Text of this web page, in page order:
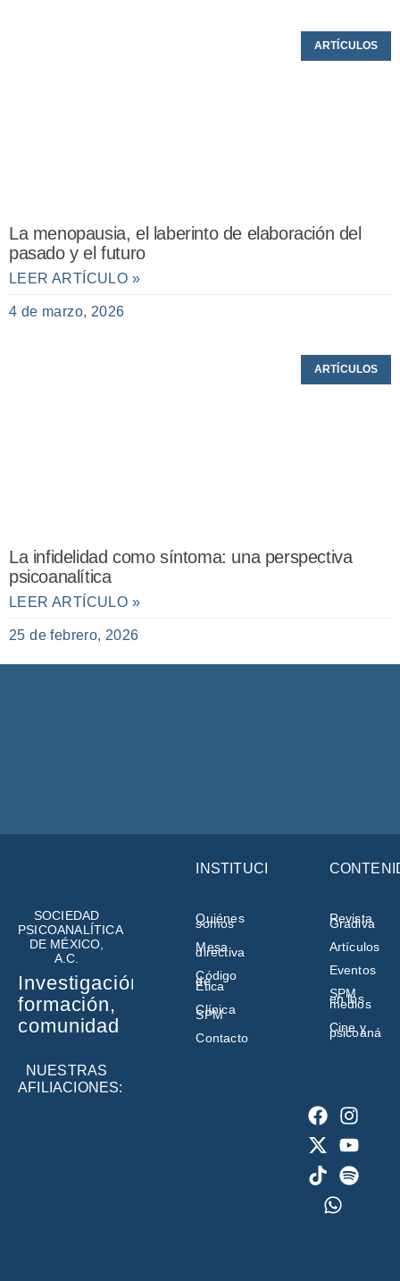
ARTÍCULOS
La menopausia, el laberinto de elaboración del
pasado y el futuro
LEER ARTÍCULO »
4 de marzo, 2026
ARTÍCULOS
La infidelidad como síntoma: una perspectiva
psicoanalítica
LEER ARTÍCULO »
25 de febrero, 2026
SOCIEDAD
PSICOANALÍTICA
DE MÉXICO,
A.C.
Investigación,
formación,
comunidad
NUESTRAS
AFILIACIONES:
INSTITUCIÓN
Quiénes
somos
Mesa
directiva
Código
de
Ética
Clínica
SPM
Contacto
Revista
Gradiva
Artículos
Eventos
SPM
en los
medios
Cine y